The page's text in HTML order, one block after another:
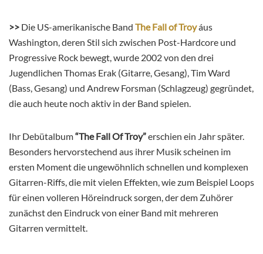
>> Die US-amerikanische Band The Fall of Troyáus
Washington, deren Stil sich zwischen Post-Hardcore und
Progressive Rock bewegt, wurde 2002 von den drei
Jugendlichen Thomas Erak (Gitarre, Gesang), Tim Ward
(Bass, Gesang) und Andrew Forsman (Schlagzeug) gegründet,
die auch heute noch aktiv in der Band spielen.
Ihr Debütalbum“The Fall Of Troy”erschien ein Jahr später.
Besonders hervorstechend aus ihrer Musik scheinen im
ersten Moment die ungewöhnlich schnellen und komplexen
Gitarren-Riffs, die mit vielen Effekten, wie zum Beispiel Loops
für einen volleren Höreindruck sorgen, der dem Zuhörer
zunächst den Eindruck von einer Band mit mehreren
Gitarren vermittelt.